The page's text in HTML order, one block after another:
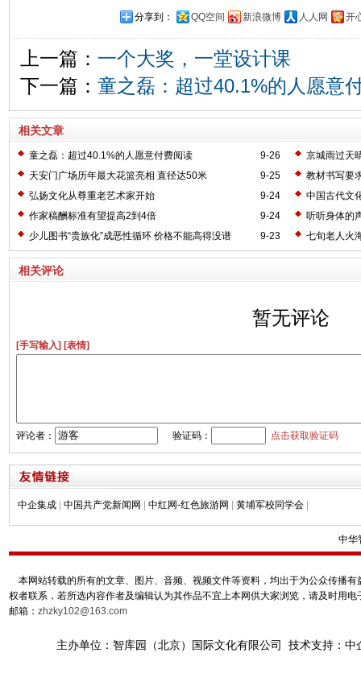
分享到： QQ空间 新浪微博 人人网 开
上一篇： 一个大奖，一堂设计课
下一篇： 童之磊：超过40.1%的人愿意
相关文章
9-26
童之磊：超过40.1%的人愿意付费阅读
京城雨过天
9-25
天安门广场历年最大花篮亮相 直径达50米
教材书写要
9-24
弘扬文化从尊重老艺术家开始
中国古代文
9-24
作家稿酬标准有望提高2到4倍
听听身体的
9-23
少儿图书“贵族化”成恶性循环 价格不能高得没谱 七旬老人火
相关评论
暂无评论
[手写输入] [表情]
评论者： 验证码： 点击获取验证码
中企集成 中国共产党新闻网 中红网-红色旅游网 黄埔军校同学会
中华
本网站转载的所有的文章、图片、音频、视频文件等资料，均出于为公众传播
权者联系，若所选内容作者及编辑认为其作品不宜上本网供大家浏览，请及时用
邮箱： zhzky102@163.com
主办单位：智库园（北京）国际文化有限公司 技术支持：